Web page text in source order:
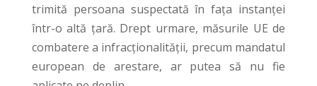
trimită persoana suspectată în fața instanței
într-o altă țară. Drept urmare, măsurile UE de
combatere a infracționalității, precum mandatul
european de arestare, ar putea să nu fie